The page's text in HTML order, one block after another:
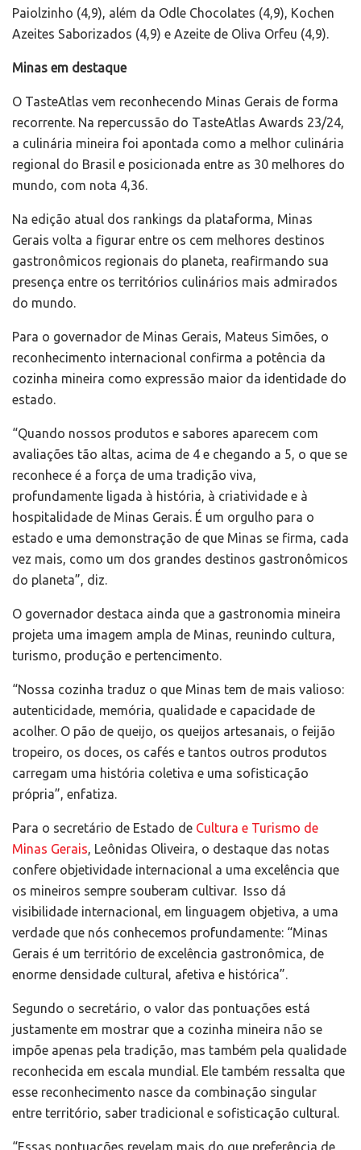
Paiolzinho (4,9), além da Odle Chocolates (4,9), Kochen
Azeites Saborizados (4,9) e Azeite de Oliva Orfeu (4,9).
Minas em destaque
O TasteAtlas vem reconhecendo Minas Gerais de forma
recorrente. Na repercussão do TasteAtlas Awards 23/24,
a culinária mineira foi apontada como a melhor culinária
regional do Brasil e posicionada entre as 30 melhores do
mundo, com nota 4,36.
Na edição atual dos rankings da plataforma, Minas
Gerais volta a figurar entre os cem melhores destinos
gastronômicos regionais do planeta, reafirmando sua
presença entre os territórios culinários mais admirados
do mundo.
Para o governador de Minas Gerais, Mateus Simões, o
reconhecimento internacional confirma a potência da
cozinha mineira como expressão maior da identidade do
estado.
“Quando nossos produtos e sabores aparecem com
avaliações tão altas, acima de 4 e chegando a 5, o que se
reconhece é a força de uma tradição viva,
profundamente ligada à história, à criatividade e à
hospitalidade de Minas Gerais. É um orgulho para o
estado e uma demonstração de que Minas se firma, cada
vez mais, como um dos grandes destinos gastronômicos
do planeta”, diz.
O governador destaca ainda que a gastronomia mineira
projeta uma imagem ampla de Minas, reunindo cultura,
turismo, produção e pertencimento.
“Nossa cozinha traduz o que Minas tem de mais valioso:
autenticidade, memória, qualidade e capacidade de
acolher. O pão de queijo, os queijos artesanais, o feijão
tropeiro, os doces, os cafés e tantos outros produtos
carregam uma história coletiva e uma sofisticação
própria”, enfatiza.
Para o secretário de Estado de Cultura e Turismo de
Minas Gerais, Leônidas Oliveira, o destaque das notas
confere objetividade internacional a uma excelência que
os mineiros sempre souberam cultivar. Isso dá
visibilidade internacional, em linguagem objetiva, a uma
verdade que nós conhecemos profundamente: “Minas
Gerais é um território de excelência gastronômica, de
enorme densidade cultural, afetiva e histórica”.
Segundo o secretário, o valor das pontuações está
justamente em mostrar que a cozinha mineira não se
impõe apenas pela tradição, mas também pela qualidade
reconhecida em escala mundial. Ele também ressalta que
esse reconhecimento nasce da combinação singular
entre território, saber tradicional e sofisticação cultural.
“Essas pontuações revelam mais do que preferência de